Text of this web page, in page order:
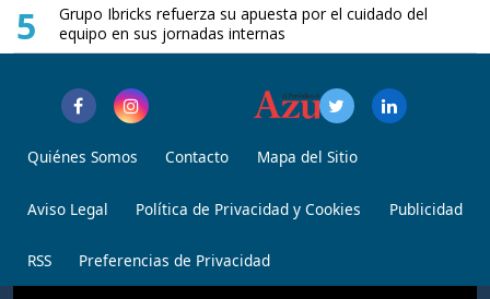
5
Grupo Ibricks refuerza su apuesta por el cuidado del
equipo en sus jornadas internas
Quiénes Somos Contacto Mapa del Sitio
Aviso Legal Política de Privacidad y Cookies Publicidad
RSS Preferencias de Privacidad